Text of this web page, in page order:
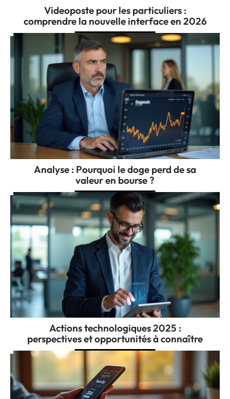
Videoposte pour les particuliers :
comprendre la nouvelle interface en 2026
Analyse : Pourquoi le doge perd de sa
valeur en bourse ?
Actions technologiques 2025 :
perspectives et opportunités à connaître